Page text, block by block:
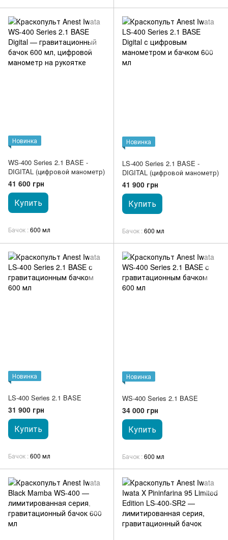
Новинка
WS-400 Series 2.1 BASE -
DIGITAL (цифровой манометр)
41 600 грн
Купить
Бачок 600 мл
Новинка
LS-400 Series 2.1 BASE -
DIGITAL (цифровой манометр)
41 900 грн
Купить
Бачок 600 мл
Новинка
LS-400 Series 2.1 BASE
31 900 грн
Купить
Бачок 600 мл
Новинка
WS-400 Series 2.1 BASE
34 000 грн
Купить
Бачок 600 мл